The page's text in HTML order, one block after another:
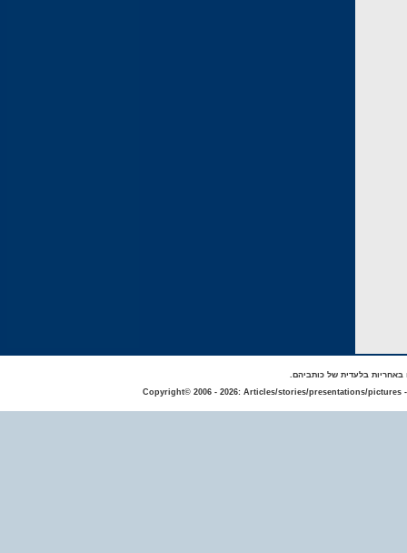
בלעדית של כותביהם.
Copyright© 2006 - 2026: Articles/stories/presentations/